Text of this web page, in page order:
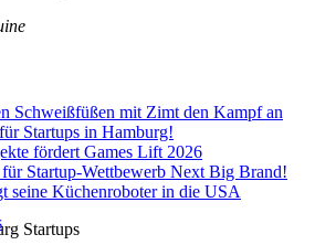
Schweißfüßen mit Zimt den Kampf an
Startups in Hamburg!
fördert Games Lift 2026
für Startup-Wettbewerb Next Big Brand!
seine Küchenroboter in die USA
Startups